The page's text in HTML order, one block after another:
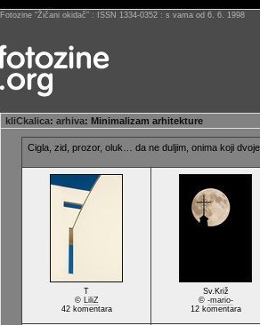
Fotozine “Žičani okidač” : ISSN 1334-0352 : s vama od 6. 6. 1998
kliCkalica: arhiva: Minimalizam arhitekture
Cigla, zid, prozor, oluk… da ne duljim, onima koji
T
© LiliZ
42 komentara
Sv.Križ
© -mario-
12 komentara